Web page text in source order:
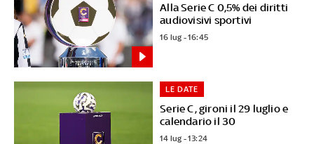
Alla Serie C 0,5% dei diritti
audiovisivi sportivi
16 lug - 16:45
Serie C, gironi il 29 luglio e
calendario il 30
LE DATE
14 lug - 13:24